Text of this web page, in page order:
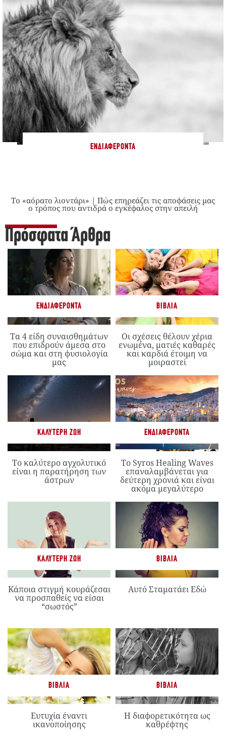
ΕΝΔΙΑΦΈΡΟΝΤΑ
Το «αόρατο λιοντάρι» | Πώς επηρεάζει τις αποφάσεις μας
ο τρόπος που αντιδρά ο εγκέφαλος στην απειλή
Πρόσφατα Άρθρα
ΕΝΔΙΑΦΈΡΟΝΤΑ
Τα 4 είδη συναισθημάτων
που επιδρούν άμεσα στο
σώμα και στη φυσιολογία
μας
ΒΙΒΛΊΑ
Οι σχέσεις θέλουν χέρια
ενωμένα, ματιές καθαρές
και καρδιά έτοιμη να
μοιραστεί
ΚΑΛΎΤΕΡΗ ΖΩΉ
Το καλύτερο αγχολυτικό
είναι η παρατήρηση των
άστρων
ΕΝΔΙΑΦΈΡΟΝΤΑ
Το Syros Healing Waves
επαναλαμβάνεται για
δεύτερη χρονιά και είναι
ακόμα μεγαλύτερο
ΚΑΛΎΤΕΡΗ ΖΩΉ
Κάποια στιγμή κουράζεσαι
να προσπαθείς να είσαι
“σωστός”
ΒΙΒΛΊΑ
Αυτό Σταματάει Εδώ
ΒΙΒΛΊΑ
Ευτυχία έναντι
ικανοποίησης
ΒΙΒΛΊΑ
Η διαφορετικότητα ως
καθρέφτης